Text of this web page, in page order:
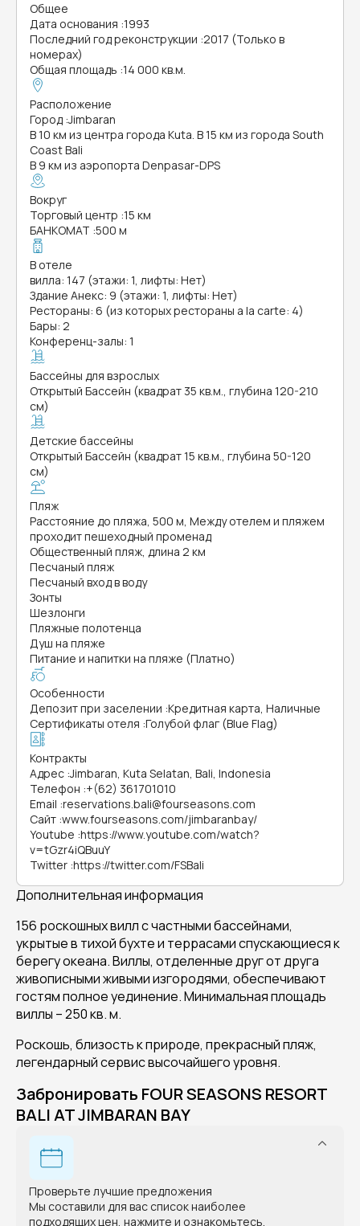
Общее
Дата основания :1993
Последний год реконструкции :2017 (Только в
номерах)
Общая площадь :14 000 кв.м.
Расположение
Город :Jimbaran
В 10 км из центра города Kuta. В 15 км из города South
Coast Bali
В 9 км из аэропорта Denpasar-DPS
Вокруг
Торговый центр :15 км
БАНКОМАТ :500 м
В отеле
вилла: 147 (этажи: 1, лифты: Нет)
Здание Анекс: 9 (этажи: 1, лифты: Нет)
Рестораны: 6 (из которых рестораны a la carte: 4)
Бары: 2
Конференц-залы: 1
Бассейны для взрослых
Открытый Бассейн (квадрат 35 кв.м., глубина 120-210
см)
Детские бассейны
Открытый Бассейн (квадрат 15 кв.м., глубина 50-120
см)
Пляж
Расстояние до пляжа, 500 м, Между отелем и пляжем
проходит пешеходный променад
Общественный пляж, длина 2 км
Песчаный пляж
Песчаный вход в воду
Зонты
Шезлонги
Пляжные полотенца
Душ на пляже
Питание и напитки на пляже (Платно)
Особенности
Депозит при заселении :Кредитная карта, Наличные
Сертификаты отеля :Голубой флаг (Blue Flag)
Контракты
Адрес :Jimbaran, Kuta Selatan, Bali, Indonesia
Телефон :+(62) 361701010
Email :reservations.bali@fourseasons.com
Сайт :www.fourseasons.com/jimbaranbay/
Youtube :https://www.youtube.com/watch?
v=tGzr4iQBuuY
Twitter :https://twitter.com/FSBali
Дополнительная информация
156 роскошных вилл с частными бассейнами,
укрытые в тихой бухте и террасами спускающиеся к
берегу океана. Виллы, отделенные друг от друга
живописными живыми изгородями, обеспечивают
гостям полное уединение. Минимальная площадь
виллы – 250 кв. м.
Роскошь, близость к природе, прекрасный пляж,
легендарный сервис высочайшего уровня.
Забронировать FOUR SEASONS RESORT
BALI AT JIMBARAN BAY
Проверьте лучшие предложения
Мы составили для вас список наиболее
подходящих цен, нажмите и ознакомьтесь.